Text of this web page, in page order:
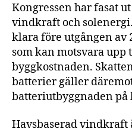
Kongressen har fasat
vindkraft och
klara före utgången av
som kan motsvara upp
byggkostnaden.
batterier gäller
batteriutbyggnaden på
Havsbaserad vindkraft